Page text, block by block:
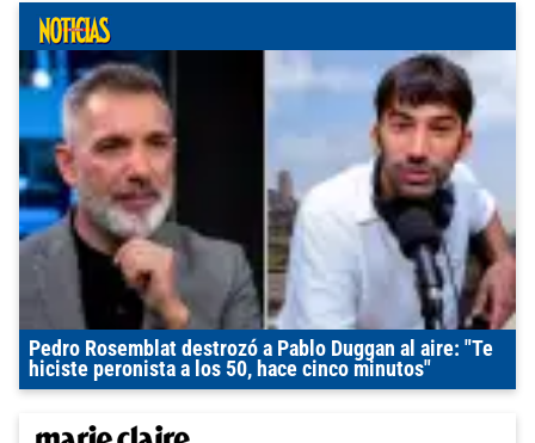
Pedro Rosemblat destrozó a Pablo Duggan al aire: "Te
hiciste peronista a los 50, hace cinco minutos"